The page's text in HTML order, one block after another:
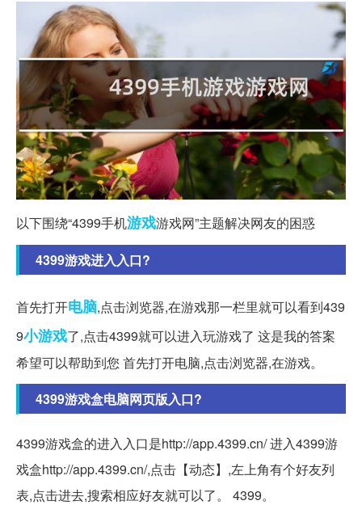
以下围绕“4399手机游戏游戏网”主题解决网友的困惑
4399游戏进入入口?
首先打开电脑,点击浏览器,在游戏那一栏里就可以看到439
9小游戏了,点击4399就可以进入玩游戏了 这是我的答案
希望可以帮助到您 首先打开电脑,点击浏览器,在游戏。
4399游戏盒电脑网页版入口?
4399游戏盒的进入入口是http://app.4399.cn/ 进入4399游
戏盒http://app.4399.cn/,点击【动态】,左上角有个好友列
表,点击进去,搜索相应好友就可以了。 4399。